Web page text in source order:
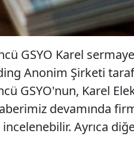
GSYO Karel
Anonim Şirketi
GSYO'nun, Karel
devamında
incelenebilir. Ayrıca